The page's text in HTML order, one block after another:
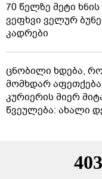
70 წელზე მეტი
ვეფხვი ველურ
კადრები
ცნობილი ხდება,
მომხდარ
კურიერის მიერ
წვეულება: ახალი